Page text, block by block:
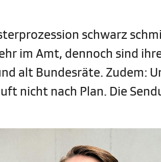
schwarz
im Amt, dennoch sind
alt Bundesräte. Zudem:
nicht nach Plan. Die